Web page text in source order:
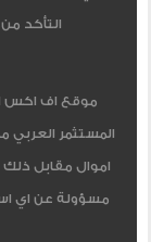
التأكد
موقع اف اكس
المستثمر العربي
اموال مقابل ذلك
مسؤولة عن اي